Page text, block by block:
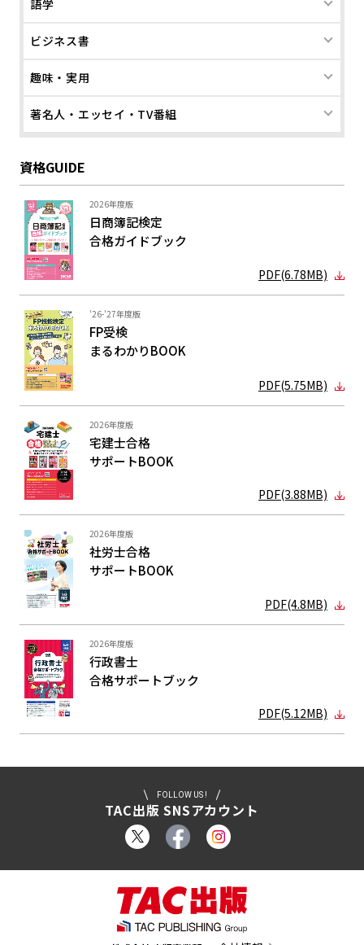
語学
ビジネス書
趣味・実用
著名人・エッセイ・TV番組
資格GUIDE
2026年度版
日商簿記検定
合格ガイドブック
PDF(6.78MB)
'26-'27年度版
FP受検
まるわかりBOOK
PDF(5.75MB)
2026年度版
宅建士合格
サポートBOOK
PDF(3.88MB)
2026年度版
社労士合格
サポートBOOK
PDF(4.8MB)
2026年度版
行政書士
合格サポートブック
PDF(5.12MB)
FOLLOW US !
TAC出版 SNSアカウント